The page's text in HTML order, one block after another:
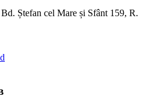
Ștefan cel Mare și Sfânt 159, R.